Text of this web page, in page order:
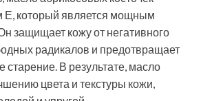
Е, который является мощным
защищает кожу от негативного
радикалов и предотвращает
В результате, масло
цвета и текстуры кожи,